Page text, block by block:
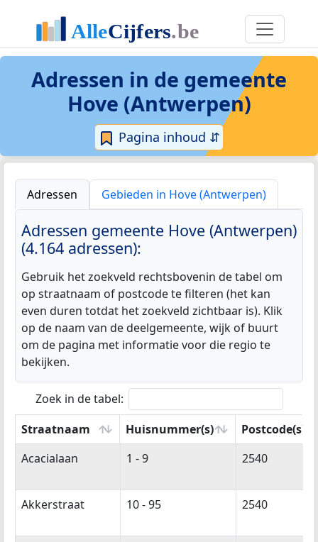
Adressen in de gemeente
Hove (Antwerpen)
Pagina inhoud ⇵
Adressen Gebieden in Hove (Antwerpen)
Adressen gemeente Hove (Antwerpen)
(4.164 adressen):
Gebruik het zoekveld rechtsbovenin de tabel om
op straatnaam of postcode te filteren (het kan
even duren totdat het zoekveld zichtbaar is). Klik
op de naam van de deelgemeente, wijk of buurt
om de pagina met informatie voor die regio te
bekijken.
Zoek in de tabel:
Straatnaam
Huisnummer(s)
Postcode(s)
Straatnaam
Huisnummer(s) Postcode(s)
Acacialaan 1 - 9 2540
Akkerstraat 10 - 95 2540